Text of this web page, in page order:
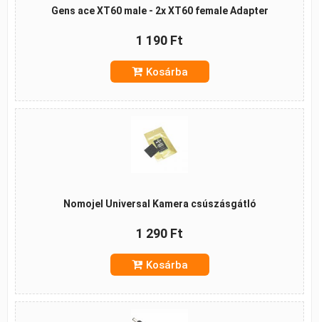
Gens ace XT60 male - 2x XT60 female Adapter
1 190 Ft
Kosárba
Nomojel Universal Kamera csúszásgátló
1 290 Ft
Kosárba